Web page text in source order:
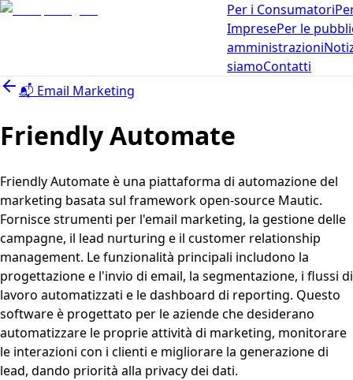
Per i Consumatori
ImpresePer le
amministrazioni
siamoContatti
📬 Email Marketing
Friendly Automate
Friendly Automate è una piattaforma di automazione del
marketing basata sul framework open-source Mautic.
Fornisce strumenti per l'email marketing, la gestione delle
campagne, il lead nurturing e il customer relationship
management. Le funzionalità principali includono la
progettazione e l'invio di email, la segmentazione, i flussi di
lavoro automatizzati e le dashboard di reporting. Questo
software è progettato per le aziende che desiderano
automatizzare le proprie attività di marketing, monitorare
le interazioni con i clienti e migliorare la generazione di
lead, dando priorità alla privacy dei dati.